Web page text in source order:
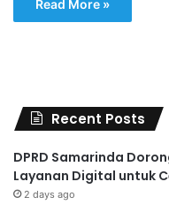
Read More »
Recent Posts
DPRD Samarinda
Layanan Digital untuk
2 days ago